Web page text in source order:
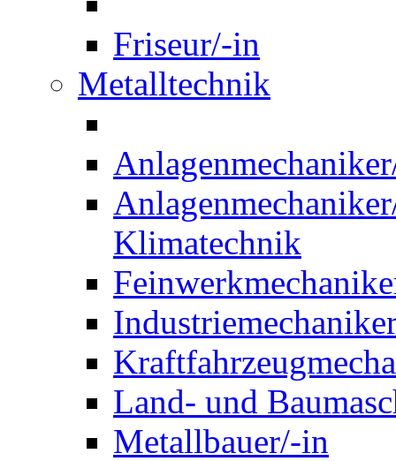
Friseur/-in
Metalltechnik
Klimatechnik
Land- und
Metallbauer/-in